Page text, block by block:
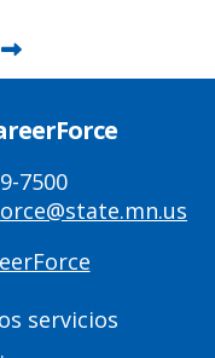
7500
servicios